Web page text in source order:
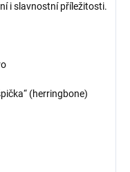
i slavnostní příležitosti.
(herringbone)